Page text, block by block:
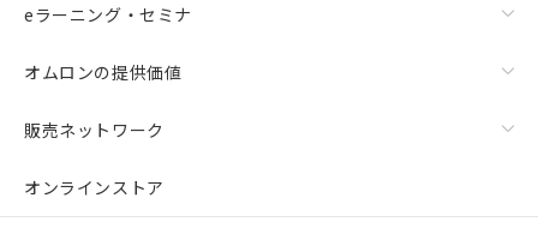
eラーニング・セミナ
オムロンの提供価値
販売ネットワーク
オンラインストア